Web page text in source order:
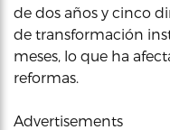
de dos años y cinco
de transformación
meses, lo que ha
reformas.
Advertisements